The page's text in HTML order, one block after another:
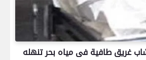
غريق طافية فى مياه بحر تنهله